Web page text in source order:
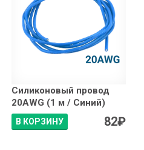
Силиконовый провод
20AWG (1 м / Синий)
В КОРЗИНУ 82₽